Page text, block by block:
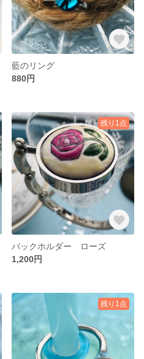
藍のリング
880円
残り1点
バックホルダー ローズ
1,200円
残り1点